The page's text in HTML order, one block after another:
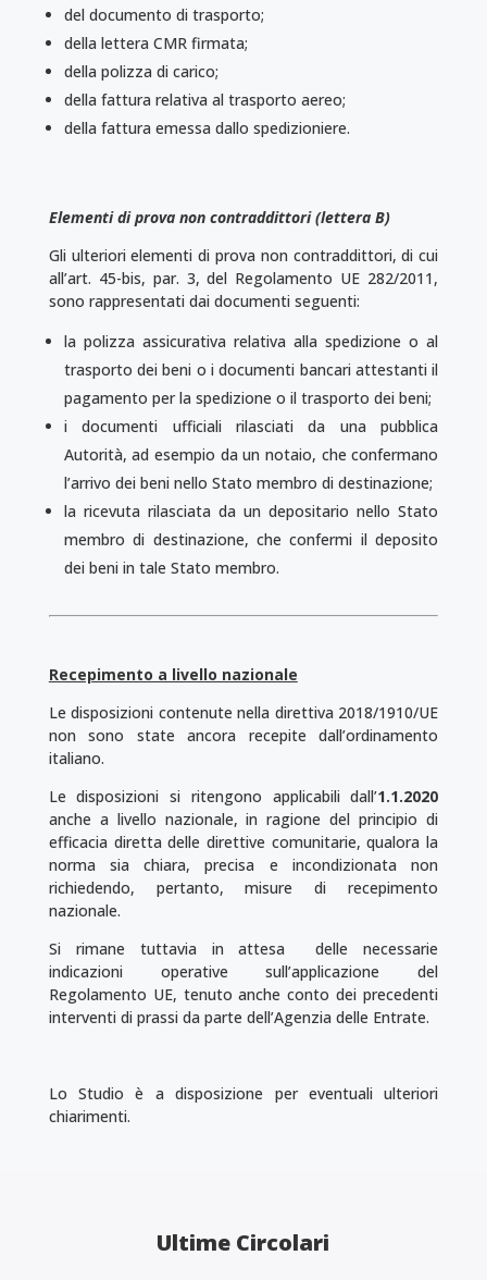
del documento di trasporto;
della lettera CMR firmata;
della polizza di carico;
della fattura relativa al trasporto aereo;
della fattura emessa dallo spedizioniere.
Elementi di prova non contraddittori (lettera B)
Gli ulteriori elementi di prova non contraddittori, di cui
all’art. 45-bis, par. 3, del Regolamento UE 282/2011,
sono rappresentati dai documenti seguenti:
la polizza assicurativa relativa alla spedizione o al
trasporto dei beni o i documenti bancari attestanti il
pagamento per la spedizione o il trasporto dei beni;
i documenti ufficiali rilasciati da una pubblica
Autorità, ad esempio da un notaio, che confer­mano
l’arrivo dei beni nello Stato membro di destinazione;
la ricevuta rilasciata da un depositario nello Stato
membro di destinazione, che confermi il de­posito
dei beni in tale Stato membro.
Recepimento a livello nazionale
Le disposizioni contenute nella direttiva 2018/1910/UE
non sono state ancora recepite dall’ordina­mento
italiano.
Le disposizioni si ritengono applicabili dall’1.1.2020
anche a livello nazionale, in ra­­gione del principio di
efficacia diretta delle direttive comunitarie, qualora la
norma sia chiara, pre­cisa e incondizionata non
richiedendo, pertanto, misure di recepimento
nazionale.
Si rimane tuttavia in attesa delle necessarie
indicazioni operative sull’applicazione del
Regolamento UE, tenuto anche conto dei precedenti
interventi di prassi da parte dell’Agenzia delle Entrate.
Lo Studio è a disposizione per eventuali ulteriori
chiarimenti.
Ultime Circolari